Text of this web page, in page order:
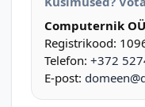
Computernik OÜ
Registrikood:
Telefon: +372
E-post: